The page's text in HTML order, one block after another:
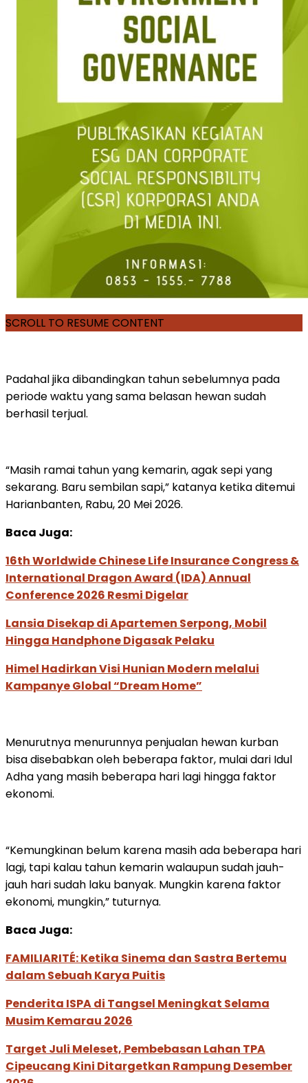
SCROLL TO RESUME CONTENT
Padahal jika dibandingkan tahun sebelumnya pada
periode waktu yang sama belasan hewan sudah
berhasil terjual.
“Masih ramai tahun yang kemarin, agak sepi yang
sekarang. Baru sembilan sapi,” katanya ketika ditemui
Harianbanten, Rabu, 20 Mei 2026.
Baca Juga:
16th Worldwide Chinese Life Insurance Congress &
International Dragon Award (IDA) Annual
Conference 2026 Resmi Digelar
Lansia Disekap di Apartemen Serpong, Mobil
Hingga Handphone Digasak Pelaku
Himel Hadirkan Visi Hunian Modern melalui
Kampanye Global “Dream Home”
Menurutnya menurunnya penjualan hewan kurban
bisa disebabkan oleh beberapa faktor, mulai dari Idul
Adha yang masih beberapa hari lagi hingga faktor
ekonomi.
“Kemungkinan belum karena masih ada beberapa hari
lagi, tapi kalau tahun kemarin walaupun sudah jauh-
jauh hari sudah laku banyak. Mungkin karena faktor
ekonomi, mungkin,” tuturnya.
Baca Juga:
FAMILIARITÉ: Ketika Sinema dan Sastra Bertemu
dalam Sebuah Karya Puitis
Penderita ISPA di Tangsel Meningkat Selama
Musim Kemarau 2026
Target Juli Meleset, Pembebasan Lahan TPA
Cipeucang Kini Ditargetkan Rampung Desember